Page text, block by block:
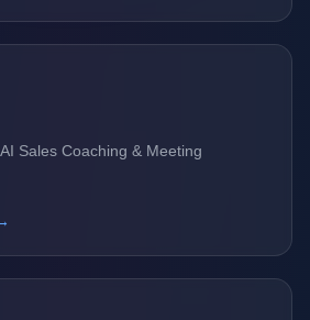
Sales Coaching & Meeting